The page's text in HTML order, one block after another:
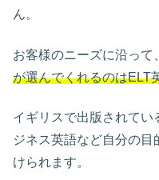
ん。
お客様のニーズに沿って、
が選んでくれるのはELT
イギリスで出版されて
ジネス英語など自分の
けられます。